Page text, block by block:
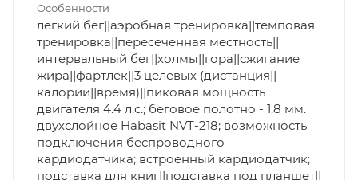
Особенности
легкий бег||аэробная тренировка||темповая
тренировка||пересеченная местность||
интервальный бег||холмы||гора||сжигание
жира||фартлек||3 целевых (дистанция||
калории||время)||пиковая мощность
двигателя 4.4 л.с.; беговое полотно - 1.8 мм.
двухслойное Habasit NVT-218; возможность
подключения беспроводного
кардиодатчика; встроенный кардиодатчик;
подставка для книг||подставка под планшет||